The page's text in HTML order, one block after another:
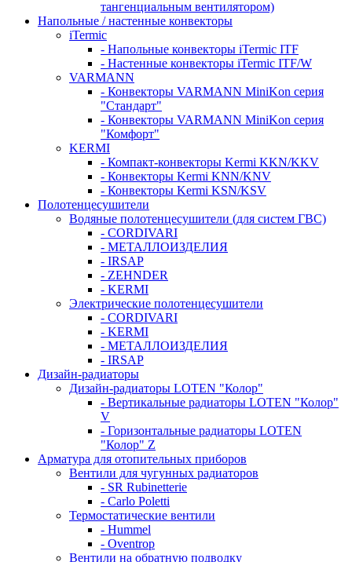
тангенциальным вентилятором)
Напольные / настенные конвекторы
iTermic
- Напольные конвекторы iTermic ITF
- Настенные конвекторы iTermic ITF/W
VARMANN
- Конвекторы VARMANN MiniKon серия
"Стандарт"
- Конвекторы VARMANN MiniKon серия
"Комфорт"
KERMI
- Компакт-конвекторы Kermi KKN/KKV
- Конвекторы Kermi KNN/KNV
- Конвекторы Kermi KSN/KSV
Полотенцесушители
Водяные полотенцесушители (для систем ГВС)
- CORDIVARI
- МЕТАЛЛОИЗДЕЛИЯ
- IRSAP
- ZEHNDER
- KERMI
Электрические полотенцесушители
- CORDIVARI
- KERMI
- МЕТАЛЛОИЗДЕЛИЯ
- IRSAP
Дизайн-радиаторы
Дизайн-радиаторы LOTEN "Колор"
- Вертикальные радиаторы LOTEN "Колор"
V
- Горизонтальные радиаторы LOTEN
"Колор" Z
Арматура для отопительных приборов
Вентили для чугунных радиаторов
- SR Rubinetterie
- Carlo Poletti
Термостатические вентили
- Hummel
- Oventrop
Вентили на обратную подводку